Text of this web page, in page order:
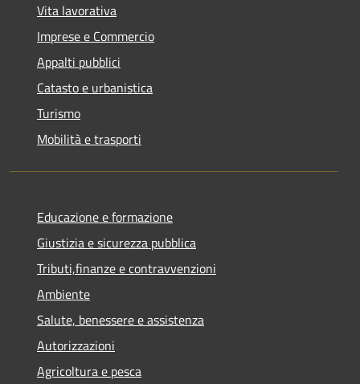
Vita lavorativa
Imprese e Commercio
Appalti pubblici
Catasto e urbanistica
Turismo
Mobilità e trasporti
Educazione e formazione
Giustizia e sicurezza pubblica
Tributi,finanze e contravvenzioni
Ambiente
Salute, benessere e assistenza
Autorizzazioni
Agricoltura e pesca